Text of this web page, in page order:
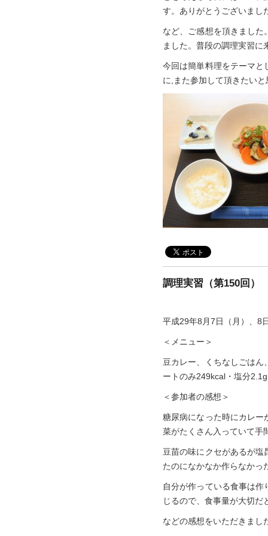
す。ありがとうございまし
など、ご感想を頂きまし
ました。普段の調理実習
今回は簡単料理をテーマと
に,また参加して頂きたい
調理実習（第150回）
平成29年8月7日（月）、8
＜メニュー＞
豆カレー、くちなしごは
ートのみ249kcal・塩分
＜参加者の感想＞
糖尿病になった時にカレー
菜がたくさん入っていて手
豆苗の味にクセがあるが
たのになかなか作らなかっ
自分が作っている食事は
じるので、食事量が大切だ
などの感想をいただきまし